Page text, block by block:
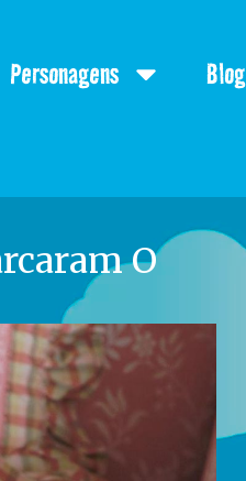
O
Personagens Blog